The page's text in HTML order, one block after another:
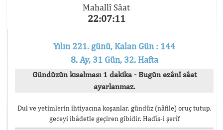
Mahallî Sâat
22:07:11
Yılın 221. günü, Kalan Gün : 144
8. Ay, 31 Gün, 32. Hafta
Gündüzün kısalması 1 dakika - Bugün ezânî sâat
ayarlanmaz.
Dul ve yetimlerin ihtiyacına koşanlar, gündüz (nâfile) oruç tutup,
geceyi ibâdetle geçiren gibidir. Hadîs-i şerîf